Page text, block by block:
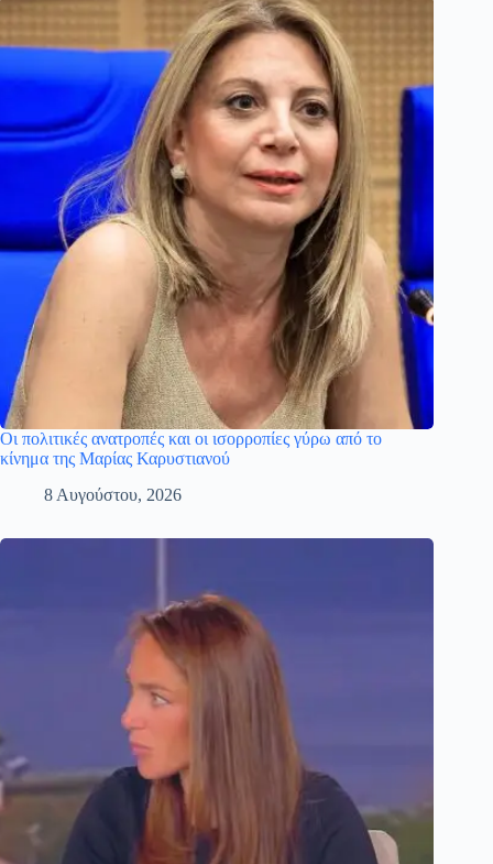
Οι πολιτικές ανατροπές και οι ισορροπίες γύρω από το
κίνημα της Μαρίας Καρυστιανού
8 Αυγούστου, 2026